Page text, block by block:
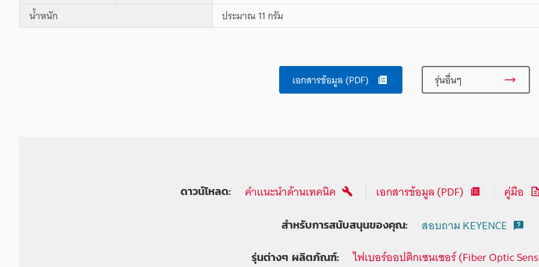
น้ำหนัก
ประมาณ 11 กรัม
เอกสารข้อมูล (PDF) รุ่นอื่นๆ
ดาวน์โหลด: คำแนะนำด้านเทคนิค เอกสารข้อมูล (PDF) คู่มือ
สำหรับการสนับสนุนของคุณ: สอบถาม KEYENCE
รุ่นต่างๆ ผลิตภัณฑ์: ไฟเบอร์ออปติกเซนเซอร์ (Fiber Optic